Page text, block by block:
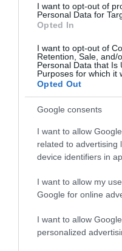
I want to opt-out of
Personal Data for
Opted In
I want to opt-out of
Retention, Sale, and/
Personal Data that Is
Purposes for which it
Opted Out
Google consents
I want to allow
related to advertising
device identifiers in
I want to allow my
Google for online
I want to allow
personalized